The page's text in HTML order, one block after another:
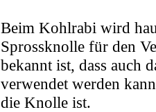
Beim Kohlrabi wird
Sprossknolle für den
bekannt ist, dass auch
verwendet werden
die Knolle ist.